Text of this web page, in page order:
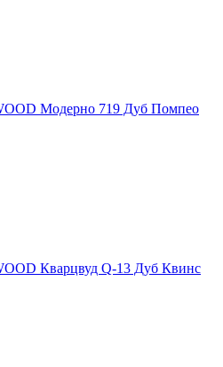
Модерно 719 Дуб Помпео
Кварцвуд Q-13 Дуб Квинс